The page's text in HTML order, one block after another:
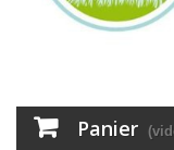
Panier